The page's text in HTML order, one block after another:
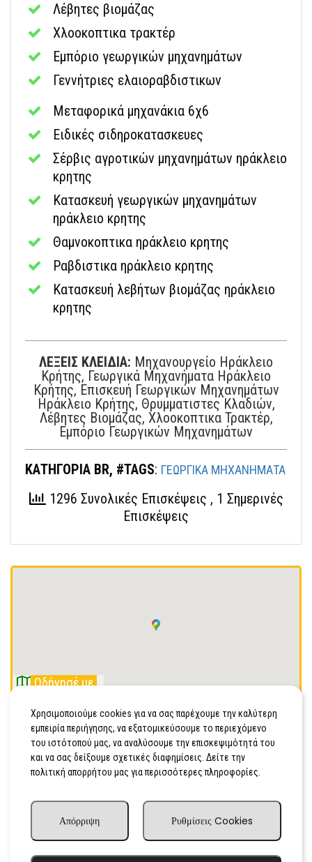
Λέβητες βιομάζας
Χλοοκοπτικα τρακτέρ
Εμπόριο γεωργικών μηχανημάτων
Γεννήτριες ελαιοραβδιστικων
Μεταφορικά μηχανάκια 6χ6
Ειδικές σιδηροκατασκευες
Σέρβις αγροτικών μηχανημάτων ηράκλειο
κρητης
Κατασκευή γεωργικών μηχανημάτων
ηράκλειο κρητης
Θαμνοκοπτικα ηράκλειο κρητης
Ραβδιστικα ηράκλειο κρητης
Κατασκευή λεβήτων βιομάζας ηράκλειο
κρητης
ΛΕΞΕΙΣ ΚΛΕΙΔΙΑ: Μηχανουργείο Ηράκλειο
Κρήτης, Γεωργικά Μηχανήματα Ηράκλειο
Κρήτης, Επισκευή Γεωργικών Μηχανημάτων
Ηράκλειο Κρήτης, Θρυμματιστες Κλαδιών,
Λέβητες Βιομάζας, Χλοοκοπτικα Τρακτέρ,
Εμπόριο Γεωργικών Μηχανημάτων
ΚΑΤΗΓΟΡΙΑ BR, #TAGS: ΓΕΩΡΓΙΚΑ ΜΗΧΑΝΗΜΑΤΑ
1296 Συνολικές Επισκέψεις , 1 Σημερινές
Επισκέψεις
Οδήγησέ με
ΑΓΙΕΣ ΠΑΡΑΣΚΙΕΣ, ΗΡΑΚΛΕΙΟ, ΚΡΗΤΗΣ, Τ.Κ 70100
2810743333
Κινητό
Χρησιμοποιούμε cookies για να σας παρέχουμε την καλύτερη
εμπειρία περιήγησης, να εξατομικεύσουμε το περιεχόμενο
του ιστότοπού μας, να αναλύσουμε την επισκεψιμότητά του
και να σας δείξουμε σχετικές διαφημίσεις. Δείτε την
πολιτική απορρήτου μας για περισσότερες πληροφορίες.
Ρυθμίσεις Cookies
Απόρριψη